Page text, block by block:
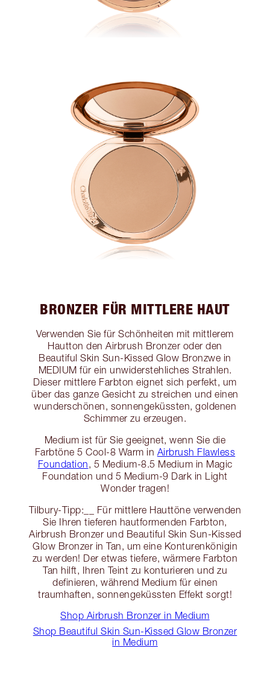
BRONZER FÜR MITTLERE HAUT
Verwenden Sie für Schönheiten mit mittlerem
Hautton den Airbrush Bronzer oder den
Beautiful Skin Sun-Kissed Glow Bronzwe in
MEDIUM für ein unwiderstehliches Strahlen.
Dieser mittlere Farbton eignet sich perfekt, um
über das ganze Gesicht zu streichen und einen
wunderschönen, sonnengeküssten, goldenen
Schimmer zu erzeugen.
Medium ist für Sie geeignet, wenn Sie die
Farbtöne 5 Cool-8 Warm in Airbrush Flawless
Foundation, 5 Medium-8.5 Medium in Magic
Foundation und 5 Medium-9 Dark in Light
Wonder tragen!
Tilbury-Tipp:__ Für mittlere Hauttöne verwenden
Sie Ihren tieferen hautformenden Farbton,
Airbrush Bronzer und Beautiful Skin Sun-Kissed
Glow Bronzer in Tan, um eine Konturenkönigin
zu werden! Der etwas tiefere, wärmere Farbton
Tan hilft, Ihren Teint zu konturieren und zu
definieren, während Medium für einen
traumhaften, sonnengeküssten Effekt sorgt!
Shop Airbrush Bronzer in Medium
Shop Beautiful Skin Sun-Kissed Glow Bronzer
in Medium